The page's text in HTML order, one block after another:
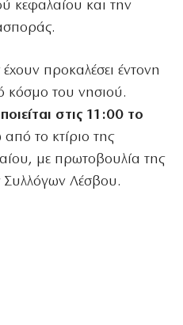
κεφαλαίου και την
έχουν προκαλέσει έντονη
κόσμο του νησιού.
στις 11:00 το
από το κτίριο της
με πρωτοβουλία της
Λέσβου.